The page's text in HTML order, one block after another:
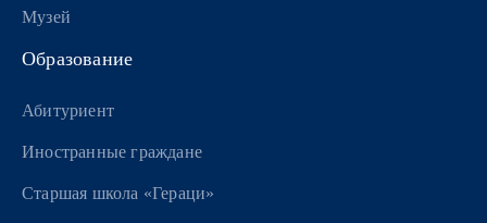
Музей
Образование
Абитуриент
Иностранные граждане
Старшая школа «Гераци»